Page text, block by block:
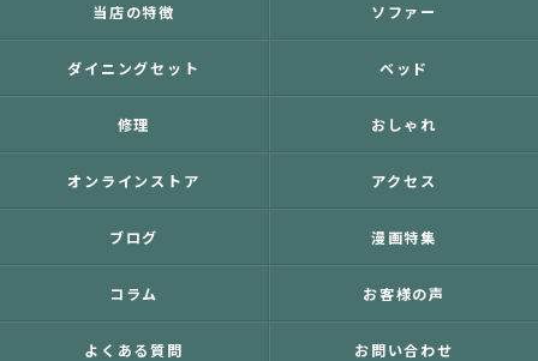
当店の特徴 ソファー
ダイニングセット ベッド
修理 おしゃれ
オンラインストア アクセス
ブログ 漫画特集
コラム お客様の声
よくある質問 お問い合わせ